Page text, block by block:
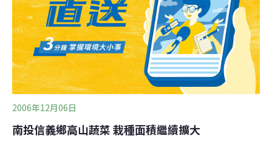
情，感動湖神，將兩人化為鴛鴦長廂廝守，悠遊湖中……
（大陸江西也有個鴛鴦湖，號稱亞洲最大的野生鴛鴦棲息
地，成群的野生鴛鴦飛起或降落湖面的景致十分動人。）
鴛鴦湖自然保留區涵蓋鴛鴦湖與周圍的山脈，陸域374公
2006年12月06日
南投信義鄉高山蔬菜 栽種面積繼續擴大